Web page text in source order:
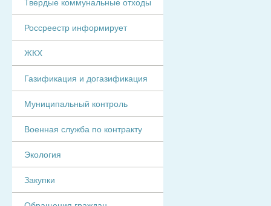
Россреестр информирует
ЖКХ
Газификация и догазификация
Муниципальный контроль
Военная служба по контракту
Экология
Закупки